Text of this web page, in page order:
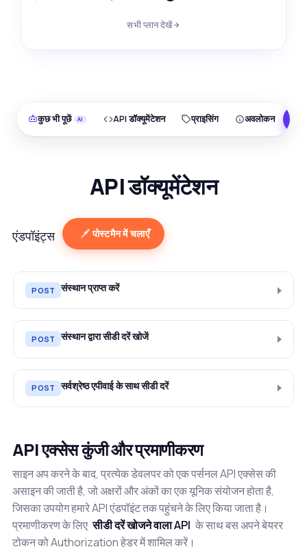
सभी प्लान देखें
कुछ भी पूछें API डॉक्यूमेंटेशन प्राइसिंग अवलोकन
API डॉक्यूमेंटेशन
एंडपॉइंट्स पोस्टमैन में चलाएँ
POST संस्थान प्राप्त करें
POST संस्थान द्वारा सीडी दरें खोजें
POST सर्वश्रेष्ठ एपीवाई के साथ सीडी दरें
API एक्सेस कुंजी और प्रमाणीकरण
साइन अप करने के बाद, प्रत्येक डेवलपर को एक पर्सनल API एक्सेस की
असाइन की जाती है, जो अक्षरों और अंकों का एक यूनिक संयोजन होता है,
जिसका उपयोग हमारे API एंडपॉइंट तक पहुंचने के लिए किया जाता है।
प्रमाणीकरण के लिए सीडी दरें खोजने वाला API के साथ बस अपने बेयरर
टोकन को Authorization हेडर में शामिल करें।